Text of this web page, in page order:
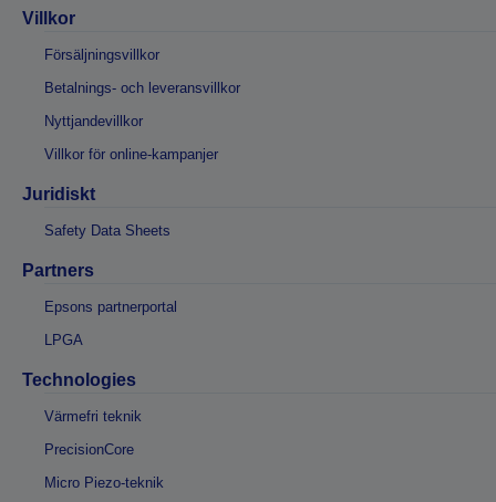
Villkor
Försäljningsvillkor
Betalnings- och leveransvillkor
Nyttjandevillkor
Villkor för online-kampanjer
Juridiskt
Safety Data Sheets
Partners
Epsons partnerportal
LPGA
Technologies
Värmefri teknik
PrecisionCore
Micro Piezo-teknik